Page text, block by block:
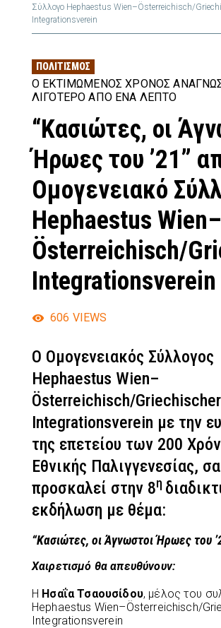
Σύλλογο Hephaestus Wien–Österreichisch/
Integrationsverein
ΠΟΛΙΤΙΣΜΌΣ
Ο ΕΚΤΙΜΏΜΕΝΟΣ ΧΡΌΝΟΣ
ΛΙΓΌΤΕΡΟ ΑΠΌ ΈΝΑ ΛΕΠΤΌ
“Κασιώτες, οι
Ήρωες του ’21”
Ομογενειακό
Hephaestus Wien–
Österreichisch/
Integrationsverein
606 VIEWS
Ο Ομογενειακός Σύλλογος
Hephaestus Wien–
Österreichisch/Griechischer
Integrationsverein με την
της επετείου των 200
Εθνικής Παλιγγενεσίας,
προσκαλεί στην 8η
εκδήλωση με θέμα:
“Κασιώτες, οι Άγνωστοι Ήρωες του
Χαιρετισμό θα απευθύνουν:
Η Ησαΐα Τσαουσίδου, μέλος του
Hephaestus Wien–Österreichisch/
Integrationsverein